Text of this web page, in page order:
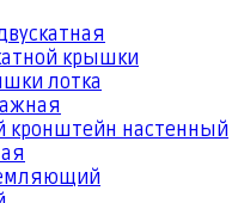
крышки
лотка
кронштейн настенный